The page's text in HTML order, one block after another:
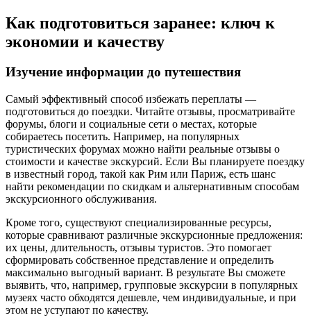
Как подготовиться заранее: ключ к
экономии и качеству
Изучение информации до путешествия
Самый эффективный способ избежать переплаты —
подготовиться до поездки. Читайте отзывы, просматривайте
форумы, блоги и социальные сети о местах, которые
собираетесь посетить. Например, на популярных
туристических форумах можно найти реальные отзывы о
стоимости и качестве экскурсий. Если Вы планируете поездку
в известный город, такой как Рим или Париж, есть шанс
найти рекомендации по скидкам и альтернативным способам
экскурсионного обслуживания.
Кроме того, существуют специализированные ресурсы,
которые сравнивают различные экскурсионные предложения:
их цены, длительность, отзывы туристов. Это помогает
сформировать собственное представление и определить
максимально выгодный вариант. В результате Вы сможете
выявить, что, например, групповые экскурсии в популярных
музеях часто обходятся дешевле, чем индивидуальные, и при
этом не уступают по качеству.